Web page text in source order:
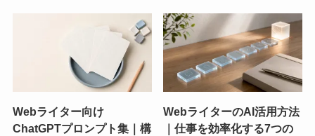
Webライター向け
ChatGPTプロンプト集｜構
WebライターのAI活用方法
｜仕事を効率化する7つの